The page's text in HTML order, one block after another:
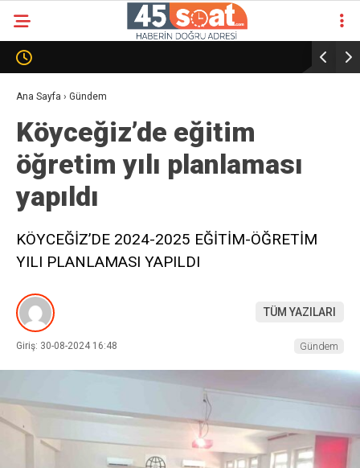
Ana Sayfa › Gündem
Köyceğiz’de eğitim
öğretim yılı planlaması
yapıldı
KÖYCEĞİZ’DE 2024-2025 EĞİTİM-ÖĞRETİM
YILI PLANLAMASI YAPILDI
TÜM YAZILARI
Giriş: 30-08-2024 16:48 Gündem